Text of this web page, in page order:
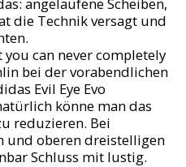
die Technik versagt und
can never completely
bei der vorabendlichen
Evil Eye Evo
könne man das
reduzieren. Bei
und oberen dreistelligen
Schluss mit lustig.